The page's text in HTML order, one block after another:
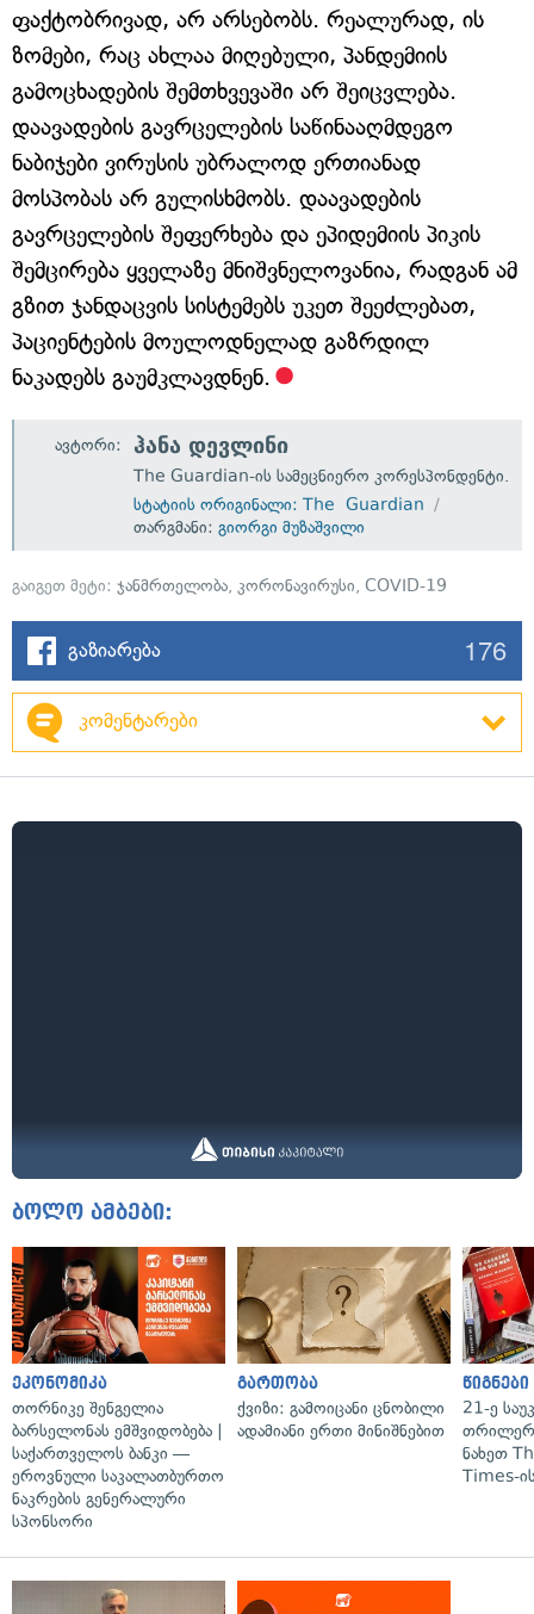
ფაქტობრივად, არ არსებობს. რეალურად, ის
ზომები, რაც ახლაა მიღებული, პანდემიის
გამოცხადების შემთხვევაში არ შეიცვლება.
დაავადების გავრცელების საწინააღმდეგო
ნაბიჯები ვირუსის უბრალოდ ერთიანად
მოსპობას არ გულისხმობს. დაავადების
გავრცელების შეფერხება და ეპიდემიის პიკის
შემცირება ყველაზე მნიშვნელოვანია, რადგან ამ
გზით ჯანდაცვის სისტემებს უკეთ შეეძლებათ,
პაციენტების მოულოდნელად გაზრდილ
ნაკადებს გაუმკლავდნენ.
ავტორი: ჰანა დევლინი
The Guardian-ის სამეცნიერო კორესპონდენტი.
სტატიის ორიგინალი: The Guardian
თარგმანი: გიორგი მუზაშვილი
გაიგეთ მეტი: ჯანმრთელობა, კორონავირუსი, COVID-19
გაზიარება 176
კომენტარები
ბოლო ამბები:
ეკონომიკა
თორნიკე შენგელია
ბარსელონას ემშვიდობება |
საქართველოს ბანკი —
ეროვნული საკალათბურთო
ნაკრების გენერალური
სპონსორი
გართობა
ქვიზი: გამოიცანი ცნობილი
ადამიანი ერთი მინიშნებით
წიგნები
21-ე
ნახეთ
Times-